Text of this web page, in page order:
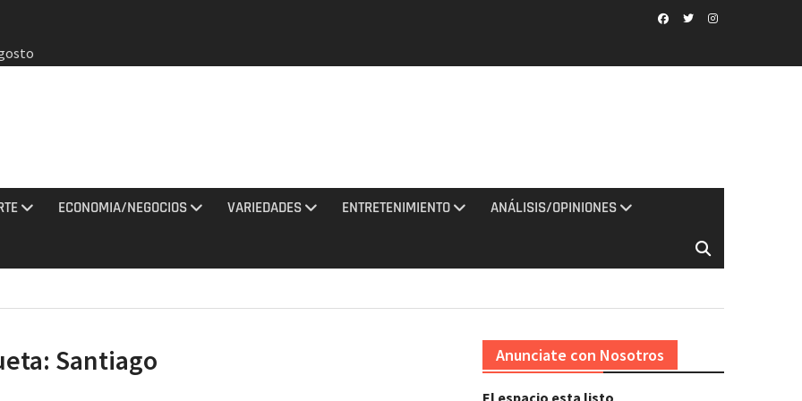
con
2026
de
ECONOMIA/NEGOCIOS VARIEDADES ENTRETENIMIENTO ANÁLISIS/OPINIONES
Santiago Anunciate con Nosotros
El espacio esta listo